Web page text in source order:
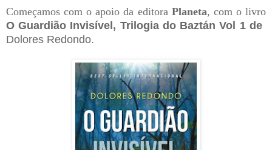
Começamos com o apoio da editora Planeta, com o livro
O Guardião Invisível, Trilogia do Baztán Vol 1de
Dolores Redondo.